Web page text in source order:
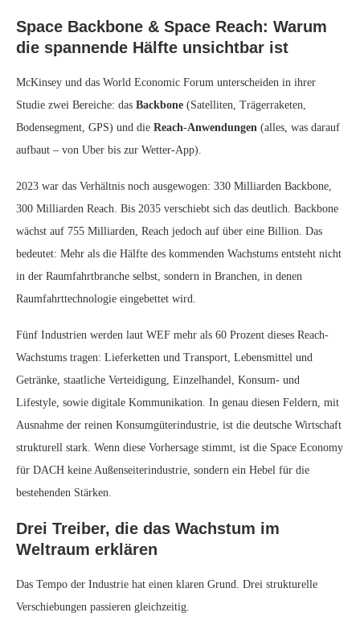
Space Backbone & Space Reach: Warum
die spannende Hälfte unsichtbar ist
McKinsey und das World Economic Forum unterscheiden in ihrer
Studie zwei Bereiche: das Backbone (Satelliten, Trägerraketen,
Bodensegment, GPS) und die Reach-Anwendungen (alles, was darauf
aufbaut – von Uber bis zur Wetter-App).
2023 war das Verhältnis noch ausgewogen: 330 Milliarden Backbone,
300 Milliarden Reach. Bis 2035 verschiebt sich das deutlich. Backbone
wächst auf 755 Milliarden, Reach jedoch auf über eine Billion. Das
bedeutet: Mehr als die Hälfte des kommenden Wachstums entsteht nicht
in der Raumfahrtbranche selbst, sondern in Branchen, in denen
Raumfahrttechnologie eingebettet wird.
Fünf Industrien werden laut WEF mehr als 60 Prozent dieses Reach-
Wachstums tragen: Lieferketten und Transport, Lebensmittel und
Getränke, staatliche Verteidigung, Einzelhandel, Konsum- und
Lifestyle, sowie digitale Kommunikation. In genau diesen Feldern, mit
Ausnahme der reinen Konsumgüterindustrie, ist die deutsche Wirtschaft
strukturell stark. Wenn diese Vorhersage stimmt, ist die Space Economy
für DACH keine Außenseiterindustrie, sondern ein Hebel für die
bestehenden Stärken.
Drei Treiber, die das Wachstum im
Weltraum erklären
Das Tempo der Industrie hat einen klaren Grund. Drei strukturelle
Verschiebungen passieren gleichzeitig.